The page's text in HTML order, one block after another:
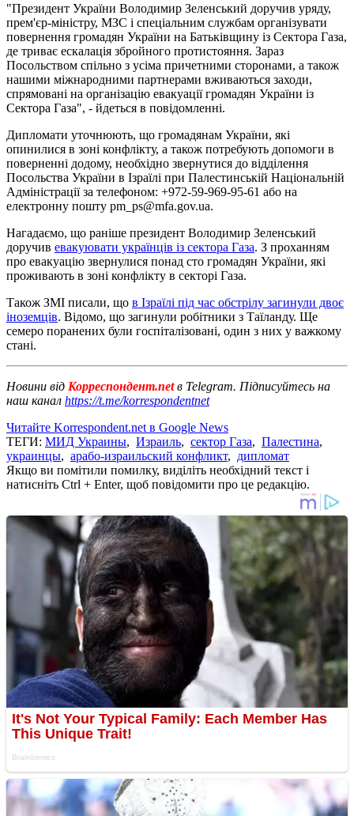
"Президент України Володимир Зеленський доручив уряду,
прем'єр-міністру, МЗС і спеціальним службам організувати
повернення громадян України на Батьківщину із Сектора Газа,
де триває ескалація збройного протистояння. Зараз
Посольством спільно з усіма причетними сторонами, а також
нашими міжнародними партнерами вживаються заходи,
спрямовані на організацію евакуації громадян України із
Сектора Газа", - йдеться в повідомленні.
Дипломати уточнюють, що громадянам України, які
опинилися в зоні конфлікту, а також потребують допомоги в
поверненні додому, необхідно звернутися до відділення
Посольства України в Ізраїлі при Палестинській Національній
Адміністрації за телефоном: +972-59-969-95-61 або на
електронну пошту pm_ps@mfa.gov.ua.
Нагадаємо, що раніше президент Володимир Зеленський
доручив евакуювати українців із сектора Газа. З проханням
про евакуацію звернулися понад сто громадян України, які
проживають в зоні конфлікту в секторі Газа.
Також ЗМІ писали, що в Ізраїлі під час обстрілу загинули двоє
іноземців. Відомо, що загинули робітники з Таїланду. Ще
семеро поранених були госпіталізовані, один з них у важкому
стані.
Новини від Корреспондент.netв Telegram. Підписуйтесь на
наш канал https://t.me/korrespondentnet
Читайте Korrespondent.net в Google News
ТЕГИ: МИД Украины, Израиль, сектор Газа, Палестина,
украинцы, арабо-израильский конфликт, дипломат
Якщо ви помітили помилку, виділіть необхідний текст і
натисніть Ctrl + Enter, щоб повідомити про це редакцію.